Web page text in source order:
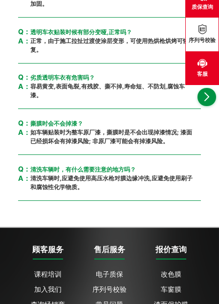
加固。
Q：透明车衣贴装时候有部分变哑,正常吗？
A：正常，由于施工拉扯过渡使涂层变形，可使用热烘枪烘烤可恢
复。
Q：劣质透明车衣有危害吗？
A：容易黄变,表面龟裂,有残胶、撕不掉,寿命短、不防划,腐蚀车
漆。
Q：撕膜时会不会掉漆？
A：如车辆贴装时为整车原厂漆，撕膜时是不会出现掉漆情况; 漆面
已经损坏会有掉漆风险; 非原厂漆可能会有掉漆风险。
Q：清洗车辆时，有什么需要注意的地方吗？
A：清洗车辆时,应避免使用高压水枪对膜边缘冲洗,应避免使用刷子
和腐蚀性化学物质。
顾客服务
课程培训
加入我们
售后服务
电子质保
序列号校验
报价查询
改色膜
车窗膜
质保查询
序列号校验
客服